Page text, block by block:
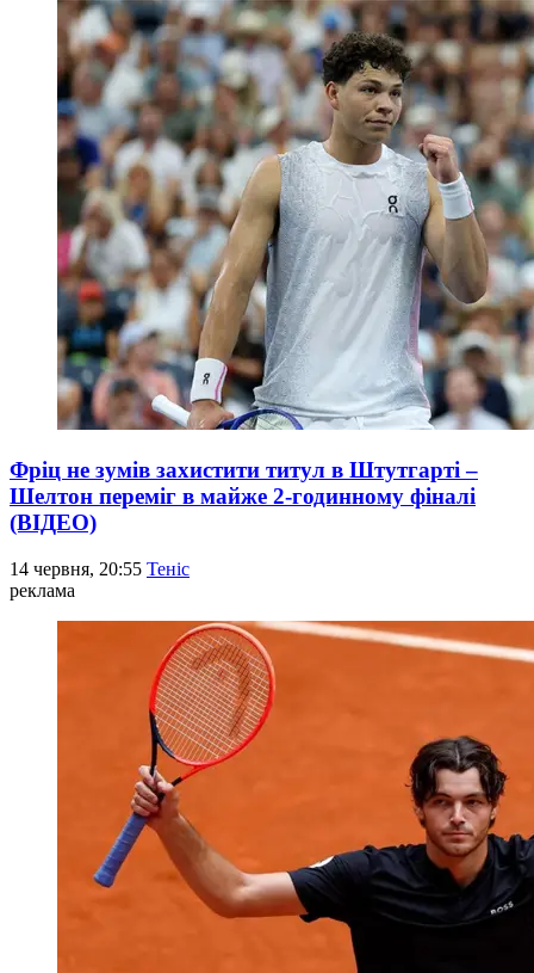
Фріц не зумів захистити титул в Штутгарті –
Шелтон переміг в майже 2-годинному фіналі
(ВІДЕО)
14 червня, 20:55 Теніс
реклама